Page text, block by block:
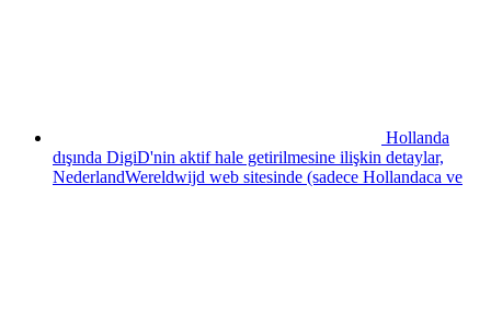
Hollanda
dışında DigiD'nin aktif hale getirilmesine ilişkin detaylar,
NederlandWereldwijd web sitesinde (sadece Hollandaca ve